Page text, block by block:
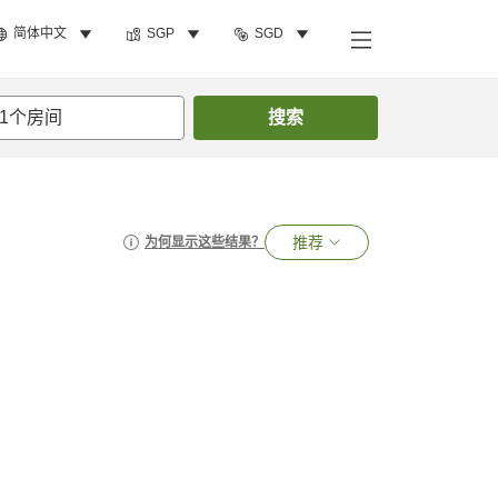
简体中文 SGP SGD
1个房间 搜索
为何显示这些结果？ 推荐